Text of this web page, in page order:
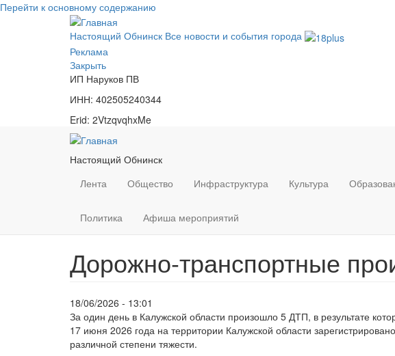
Перейти к основному содержанию
Настоящий Обнинск Все новости и события города
Реклама
Закрыть
ИП Наруков ПВ
ИНН: 402505240344
Erid: 2VtzqvqhxMe
Настоящий Обнинск
Лента
Общество Инфраструктура Культура
Политика Афиша мероприятий
Дорожно-транспортные
18/06/2026 - 13:01
За один день в Калужской области произошло 5 ДТП, в результате
17 июня 2026 года на территории Калужской области
различной степени тяжести.